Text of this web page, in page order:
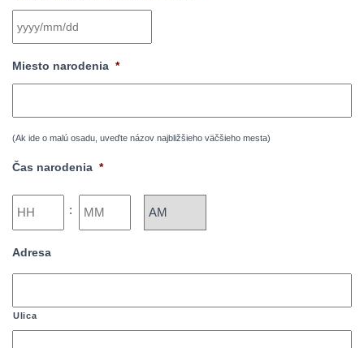
slash
MM
Miesto narodenia *
(Ak ide o malú osadu, uveďte názov najbližšieho väčšieho mesta)
Čas narodenia *
:
Adresa
Ulica